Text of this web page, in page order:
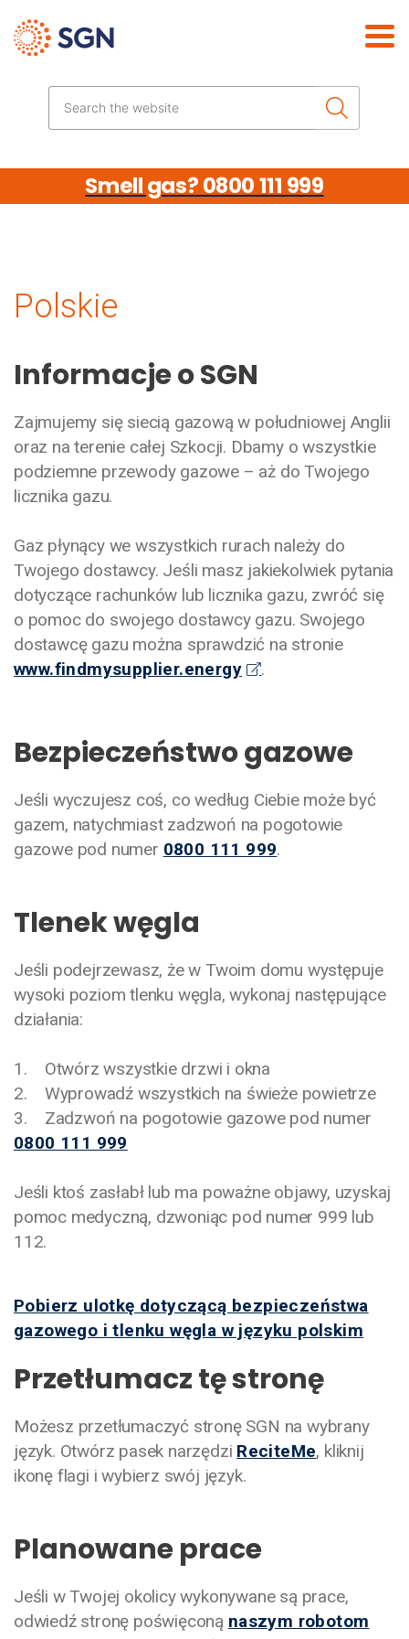
Search the website
Smell gas? 0800 111 999
Polskie
Informacje o SGN
Zajmujemy się siecią gazową w południowej Anglii
oraz na terenie całej Szkocji. Dbamy o wszystkie
podziemne przewody gazowe – aż do Twojego
licznika gazu.
Gaz płynący we wszystkich rurach należy do
Twojego dostawcy. Jeśli masz jakiekolwiek pytania
dotyczące rachunków lub licznika gazu, zwróć się
o pomoc do swojego dostawcy gazu. Swojego
dostawcę gazu można sprawdzić na stronie
www.findmysupplier.energy
.
Bezpieczeństwo gazowe
Jeśli wyczujesz coś, co według Ciebie może być
gazem, natychmiast zadzwoń na pogotowie
gazowe pod numer 0800 111 999.
Tlenek węgla
Jeśli podejrzewasz, że w Twoim domu występuje
wysoki poziom tlenku węgla, wykonaj następujące
działania:
1. Otwórz wszystkie drzwi i okna
2. Wyprowadź wszystkich na świeże powietrze
3. Zadzwoń na pogotowie gazowe pod numer
0800 111 999
Jeśli ktoś zasłabł lub ma poważne objawy, uzyskaj
pomoc medyczną, dzwoniąc pod numer 999 lub
112.
Pobierz ulotkę dotyczącą bezpieczeństwa
gazowego i tlenku węgla w języku polskim
Przetłumacz tę stronę
Możesz przetłumaczyć stronę SGN na wybrany
język. Otwórz pasek narzędzi ReciteMe, kliknij
ikonę flagi i wybierz swój język.
Planowane prace
Jeśli w Twojej okolicy wykonywane są prace,
odwiedź stronę poświęconą naszym robotom